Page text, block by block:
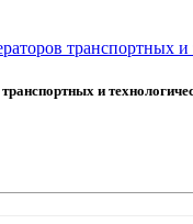
транспортных и
и